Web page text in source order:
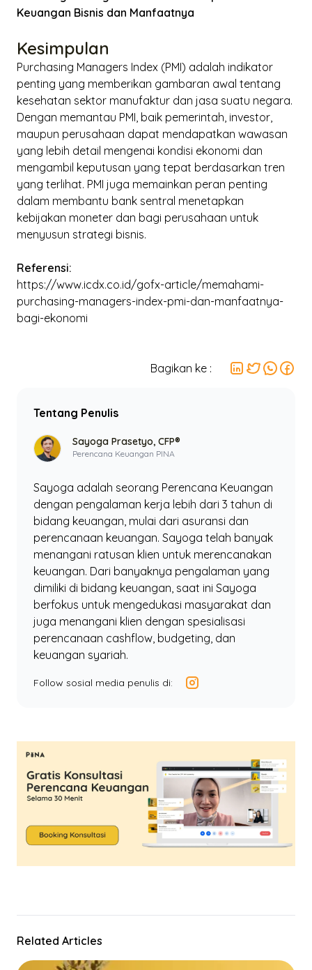
Keuangan Bisnis dan Manfaatnya
Kesimpulan
Purchasing Managers Index (PMI) adalah indikator
penting yang memberikan gambaran awal tentang
kesehatan sektor manufaktur dan jasa suatu negara.
Dengan memantau PMI, baik pemerintah, investor,
maupun perusahaan dapat mendapatkan wawasan
yang lebih detail mengenai kondisi ekonomi dan
mengambil keputusan yang tepat berdasarkan tren
yang terlihat. PMI juga memainkan peran penting
dalam membantu bank sentral menetapkan
kebijakan moneter dan bagi perusahaan untuk
menyusun strategi bisnis.
Referensi:
https://www.icdx.co.id/gofx-article/memahami-
purchasing-managers-index-pmi-dan-manfaatnya-
bagi-ekonomi
Bagikan ke :
Tentang Penulis
Sayoga Prasetyo, CFP®
Perencana Keuangan PINA
Sayoga adalah seorang Perencana Keuangan
dengan pengalaman kerja lebih dari 3 tahun di
bidang keuangan, mulai dari asuransi dan
perencanaan keuangan. Sayoga telah banyak
menangani ratusan klien untuk merencanakan
keuangan. Dari banyaknya pengalaman yang
dimiliki di bidang keuangan, saat ini Sayoga
berfokus untuk mengedukasi masyarakat dan
juga menangani klien dengan spesialisasi
perencanaan cashflow, budgeting, dan
keuangan syariah.
Follow sosial media penulis di:
Related Articles